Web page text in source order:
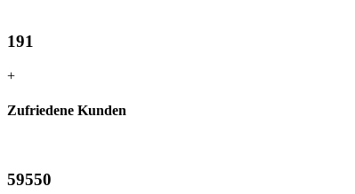
191
+
Zufriedene Kunden
59550